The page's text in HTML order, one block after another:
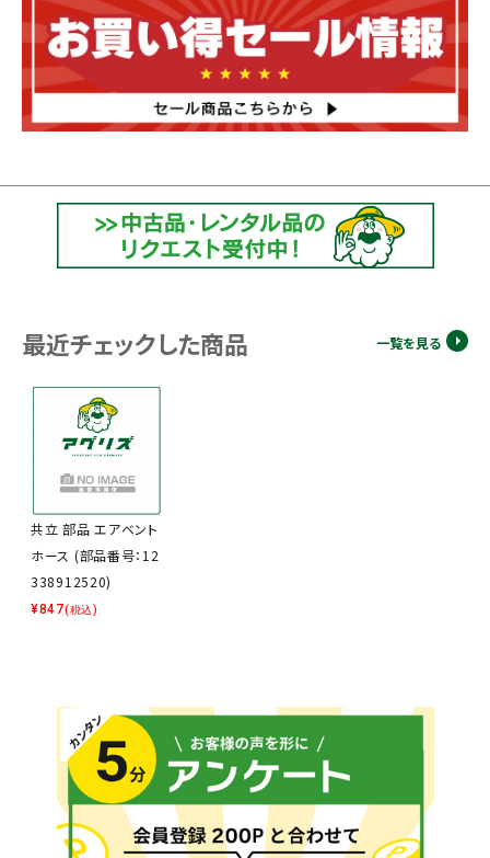
最近チェックした商品 一覧を見る
共立 部品 エアベント
ホース (部品番号：12
338912520)
¥847(税込)